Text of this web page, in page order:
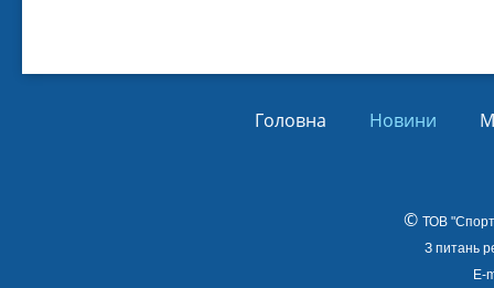
Головна Новини
© ТОВ
З питань
E-